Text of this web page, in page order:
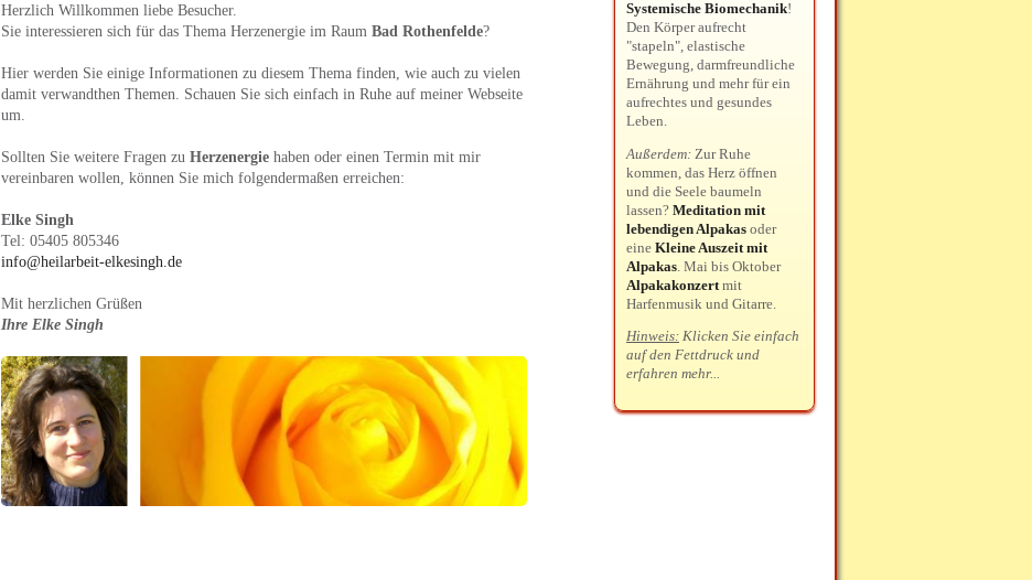
Herzlich Willkommen liebe Besucher.
Sie interessieren sich für das Thema Herzenergie im Raum Bad Rothenfelde?
Hier werden Sie einige Informationen zu diesem Thema finden, wie auch zu vielen
damit verwandthen Themen. Schauen Sie sich einfach in Ruhe auf meiner Webseite
um.
Sollten Sie weitere Fragen zu Herzenergie haben oder einen Termin mit mir
vereinbaren wollen, können Sie mich folgendermaßen erreichen:
Elke Singh
Tel: 05405 805346
info@heilarbeit-elkesingh.de
Mit herzlichen Grüßen
Ihre Elke Singh
Systemische Biomechanik!
Den Körper aufrecht
"stapeln", elastische
Bewegung, darmfreundliche
Ernährung und mehr für ein
aufrechtes und gesundes
Leben.
Außerdem: Zur Ruhe
kommen, das Herz öffnen
und die Seele baumeln
lassen? Meditation mit
lebendigen Alpakas oder
eine Kleine Auszeit mit
Alpakas . Mai bis Oktober
Alpakakonzert mit
Harfenmusik und Gitarre.
Hinweis: Klicken Sie einfach
auf den Fettdruck und
erfahren mehr...